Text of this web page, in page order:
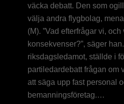
väcka debatt. Den som
välja andra flygbolag,
(M). ”Vad efterfrågar vi,
konsekvenser?”, säger
riksdagsledamot, ställde i
partiledardebatt frågan om
att säga upp fast personal
bemanningsföretag.…